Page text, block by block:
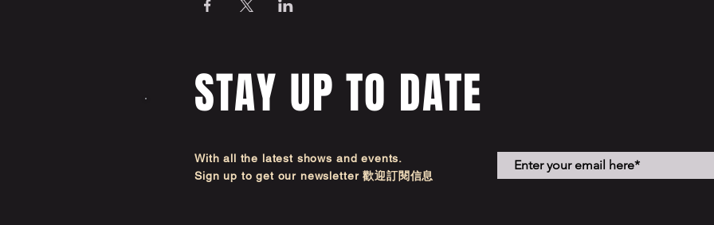
STAY UP TO DATE
With all the latest shows and events.
Sign up to get our newsletter 歡迎訂閱信息